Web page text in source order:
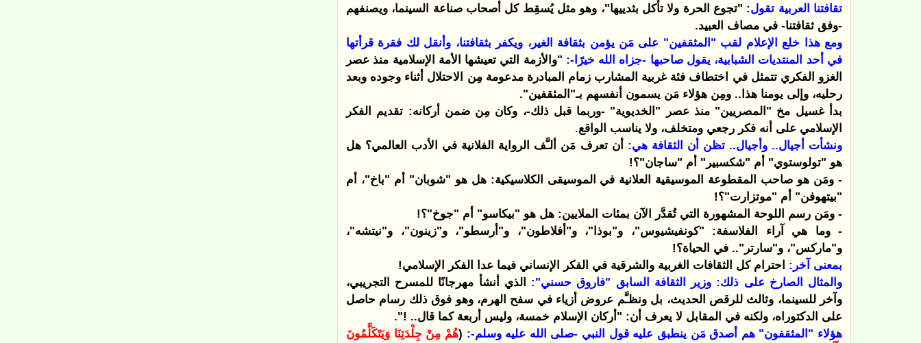
تقافتنا العربية تقول: "تجوع الحرة ولا تأكل بثدييها"، وهو مثل يُسقِط كل أصحاب صناعة السينما، ويصنفهم
-وفق ثقافتنا- في مصاف العبيد.
ومع هذا خلع الإعلام لقب "المثقفين" على مَن يؤمن بثقافة الغير، ويكفر بثقافتنا، وأنقل لك فقرة قرأتها
في أحد المنتديات الشبابية، يقول صاحبها -جزاه الله خيرًا-: "والأزمة التي تعيشها الأمة الإسلامية منذ عصر
الغزو الفكري تتمثل في اختطاف فئة غربية المشارب زمام المبادرة مدعومة مِن الاحتلال أثناء وجوده وبعد
رحليه، وإلى يومنا هذا.. ومِن هؤلاء مَن يسمون أنفسهم بـ"المثقفين".
بدأ غسيل مخ "المصريين" منذ عصر "الخديوية" -وربما قبل ذلك-، وكان مِن ضمن أركانه: تقديم الفكر
الإسلامي على أنه فكر رجعي ومتخلف، ولا يناسب الواقع.
ونشأت أجيال.. وأجيال.. تظن أن الثقافة هي: أن تعرف مَن ألـَّف الرواية الفلانية في الأدب العالمي؟ هل
هو "تولوستوي" أم "شكسبير" أم "ساجان"؟!
- ومَن هو صاحب المقطوعة الموسيقية العلانية في الموسيقى الكلاسيكية: هل هو "شوبان" أم "باخ"، أم
"بيتهوفن" أم "موتزارت"؟!
- ومَن رسم اللوحة المشهورة التي تُقدَّر الآن بمئات الملايين: هل هو "بيكاسو" أم "جوخ"؟!
- وما هي آراء الفلاسفة: "كونفيشيوس"، و"بوذا"، و"أفلاطون"، و"أرسطو"، و"زينون"، و"نيتشه"،
و"ماركس"، و"سارتر".. في الحياة؟!
بمعنى آخر: احترام كل الثقافات الغربية والشرقية في الفكر الإنساني فيما عدا الفكر الإسلامي!
والمثال الصارخ على ذلك: وزير الثقافة السابق "فاروق حسني": الذي أنشأ مهرجانًا للمسرح التجريبي،
وآخر للسينما، وثالث للرقص الحديث، بل ونظـَّم عروض أزياء في سفح الهرم، وهو فوق ذلك رسام حاصل
على الدكتوراه، ولكنه في المقابل لا يعرف أن: "أركان الإسلام خمسة، وليس أربعة كما قال.. !".
هؤلاء "المثقفون" هم أصدق مَن ينطبق عليه قول النبي -صلى الله عليه وسلم-: (هُمْ مِنْ جِلْدَتِنَا وَيَتَكَلَّمُونَ